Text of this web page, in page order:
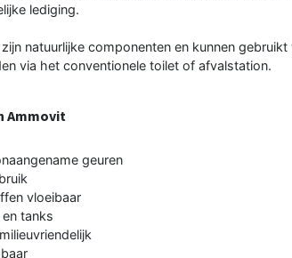
lediging.
natuurlijke componenten en kunnen
via het conventionele toilet of afvalstation.
Ammovit
geuren
vloeibaar
en tanks